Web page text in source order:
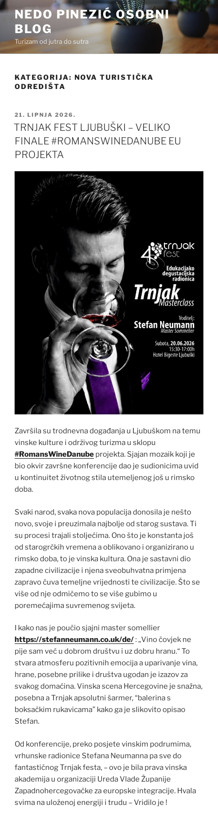
Preskoči
sadržaj
NEDO PINEZIĆ OSOBNI
BLOG
Turizam od jutra do sutra
KATEGORIJA: NOVA TURISTIČKA
ODREDIŠTA
OBJAVLJENO
21. LIPNJA 2026.
TRNJAK FEST LJUBUŠKI – VELIKO
FINALE #ROMANSWINEDANUBE EU
PROJEKTA
Završila su trodnevna događanja u Ljubuškom na temu
vinske kulture i održivog turizma u sklopu
#RomansWineDanube projekta. Sjajan mozaik koji je
bio okvir završne konferencije dao je sudionicima uvid
u kontinuitet životnog stila utemeljenog još u rimsko
doba.
Svaki narod, svaka nova populacija donosila je nešto
novo, svoje i preuzimala najbolje od starog sustava. Ti
su procesi trajali stoljećima. Ono što je konstanta još
od starogrčkih vremena a oblikovano i organizirano u
rimsko doba, to je vinska kultura. Ona je sastavni dio
zapadne civilizacije i njena sveobuhvatna primjena
zapravo čuva temeljne vrijednosti te civilizacije. Što se
više od nje odmičemo to se više gubimo u
poremećajima suvremenog svijeta.
I kako nas je poučio sjajni master somellier
https://stefanneumann.co.uk/de/: „Vino čovjek ne
pije sam već u dobrom društvu i uz dobru hranu.“ To
stvara atmosferu pozitivnih emocija a uparivanje vina,
hrane, posebne prilike i društva ugodan je izazov za
svakog domaćina. Vinska scena Hercegovine je snažna,
posebna a Trnjak apsolutni šarmer, “balerina s
boksačkim rukavicama” kako ga je slikovito opisao
Stefan.
Od konferencije, preko posjete vinskim podrumima,
vrhunske radionice Stefana Neumanna pa sve do
fantastičnog Trnjak festa, – ovo je bila prava vinska
akademija u organizaciji Ureda Vlade Županije
Zapadnohercegovačke za europske integracije. Hvala
svima na uloženoj energiji i trudu – Vridilo je !